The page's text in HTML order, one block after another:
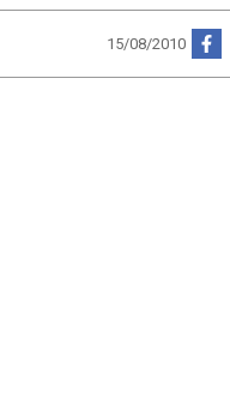
15/08/2010